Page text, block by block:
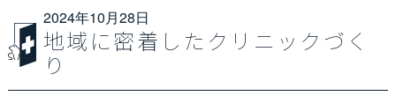
2024年10月28日
地域に密着したクリニックづく
り